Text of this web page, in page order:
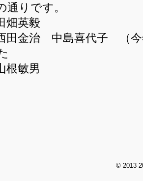
通りです。
英毅
田金治 中島喜代子 （今
根敏男
© 2013-